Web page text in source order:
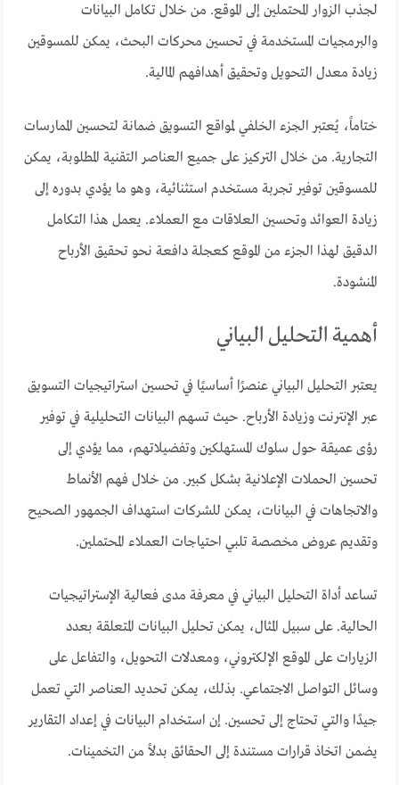
لجذب الزوار المحتملين إلى الموقع. من خلال تكامل البيانات
والبرمجيات المستخدمة في تحسين محركات البحث، يمكن للمسوقين
زيادة معدل التحويل وتحقيق أهدافهم المالية.
ختاماً، يُعتبر الجزء الخلفي لمواقع التسويق ضمانة لتحسين الممارسات
التجارية. من خلال التركيز على جميع العناصر التقنية المطلوبة، يمكن
للمسوقين توفير تجربة مستخدم استثنائية، وهو ما يؤدي بدوره إلى
زيادة العوائد وتحسين العلاقات مع العملاء. يعمل هذا التكامل
الدقيق لهذا الجزء من الموقع كعجلة دافعة نحو تحقيق الأرباح
المنشودة.
أهمية التحليل البياني
يعتبر التحليل البياني عنصرًا أساسيًا في تحسين استراتيجيات التسويق
عبر الإنترنت وزيادة الأرباح. حيث تسهم البيانات التحليلية في توفير
رؤى عميقة حول سلوك المستهلكين وتفضيلاتهم، مما يؤدي إلى
تحسين الحملات الإعلانية بشكل كبير. من خلال فهم الأنماط
والاتجاهات في البيانات، يمكن للشركات استهداف الجمهور الصحيح
وتقديم عروض مخصصة تلبي احتياجات العملاء المحتملين.
تساعد أداة التحليل البياني في معرفة مدى فعالية الإستراتيجيات
الحالية. على سبيل المثال، يمكن تحليل البيانات المتعلقة بعدد
الزيارات على الموقع الإلكتروني، ومعدلات التحويل، والتفاعل على
وسائل التواصل الاجتماعي. بذلك، يمكن تحديد العناصر التي تعمل
جيدًا والتي تحتاج إلى تحسين. إن استخدام البيانات في إعداد التقارير
يضمن اتخاذ قرارات مستندة إلى الحقائق بدلاً من التخمينات.